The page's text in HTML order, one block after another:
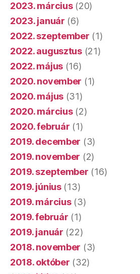
2023. március(20)
2023. január (6)
2022. szeptember (1)
2022. augusztus(21)
2022. május (16)
2020. november (1)
2020. május (31)
2020. március(2)
2020. február (1)
2019. december (3)
2019. november (2)
2019. szeptember (16)
2019. június(13)
2019. március(3)
2019. február (1)
2019. január (22)
2018. november (3)
2018. október (32)